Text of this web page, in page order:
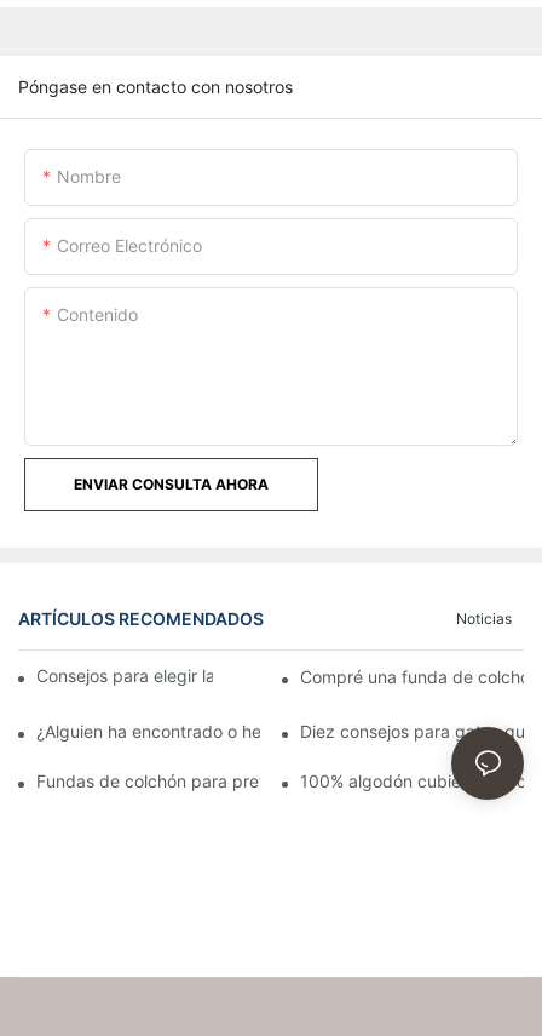
Póngase en contacto con nosotros
Nombre
Correo Electrónico
Contenido
ENVIAR CONSULTA AHORA
ARTÍCULOS RECOMENDADOS Noticias
Consejos para elegir la mejor funda de colchón
Compré una funda de
¿Alguien ha encontrado o hecho una funda para un colchón de
Diez consejos para gatos
Fundas de colchón para prevenir las chinches y sus
100% algodón cubierta del